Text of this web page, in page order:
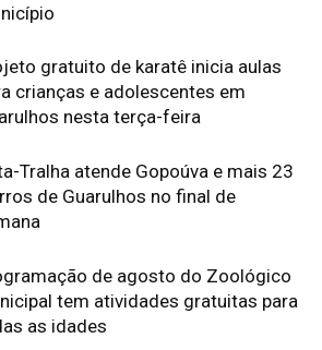
gratuito de karatê inicia aulas
crianças e adolescentes em
nesta terça-feira
Tralha atende Gopoúva e mais 23
de Guarulhos no final de
de agosto do Zoológico
tem atividades gratuitas para
as idades